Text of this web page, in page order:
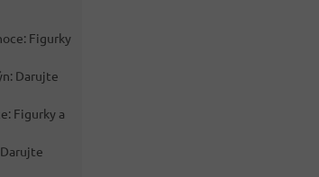
Figurky
Darujte
Figurky a